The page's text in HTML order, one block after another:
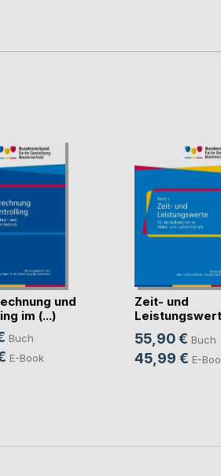
und
im (...)
Buch
E-Book
Zeit- und
die K(...)
55,90 € Buch
45,99 € E-